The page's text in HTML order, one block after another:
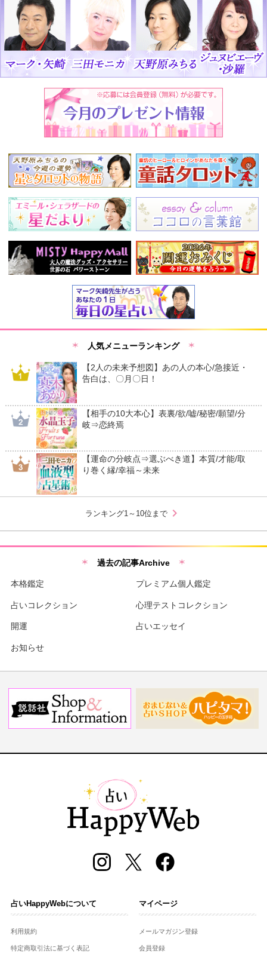
人気メニューランキング
【2人の未来予想図】あの人の本心/急接近・
告白は、〇月〇日！
【相手の10大本心】表裏/欲/嘘/秘密/願望/分
岐⇒恋終焉
【運命の分岐点⇒選ぶべき道】本質/才能/取
り巻く縁/幸福～未来
ランキング1～10位まで chevron_right
過去の記事Archive
本格鑑定 プレミアム個人鑑定
占いコレクション 心理テストコレクション
開運 占いエッセイ
お知らせ
占いHappyWebについて
利用規約
特定商取引法に基づく表記
マイページ
メールマガジン登録
会員登録